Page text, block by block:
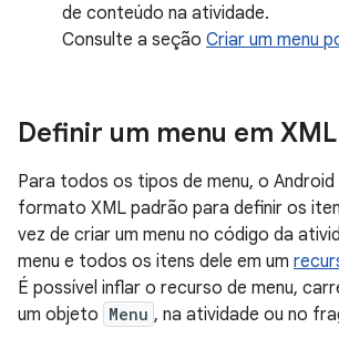
de conteúdo na atividade.
Consulte a seção Criar um menu
Definir um menu em XML
Para todos os tipos de menu, o
formato XML padrão para definir os
vez de criar um menu no código da
menu e todos os itens dele em um
É possível inflar o recurso de menu,
um objeto Menu , na atividade ou no